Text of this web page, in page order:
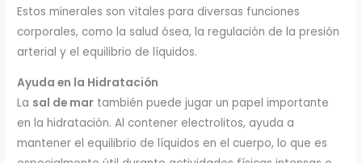
Estos minerales son vitales para diversas funciones
corporales, como la salud ósea, la regulación de la presión
arterial y el equilibrio de líquidos.
Ayuda en la Hidratación
La sal de mar también puede jugar un papel importante
en la hidratación. Al contener electrolitos, ayuda a
mantener el equilibrio de líquidos en el cuerpo, lo que es